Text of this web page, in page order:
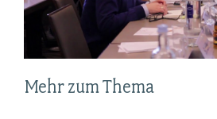
Mehr zum Thema